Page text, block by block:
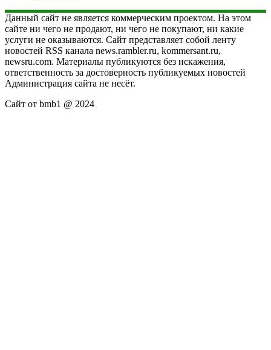
Данный сайт не является коммерческим проектом. На этом
сайте ни чего не продают, ни чего не покупают, ни какие
услуги не оказываются. Сайт представляет собой ленту
новостей RSS канала news.rambler.ru, kommersant.ru,
newsru.com. Материалы публикуются без искажения,
ответственность за достоверность публикуемых новостей
Администрация сайта не несёт.
Сайт от bmb1 @ 2024